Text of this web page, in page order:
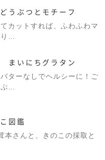
うぶつとモチーフ
カットすれば、ふわふわマ
…
まいにちグラタン
ターなしでヘルシーに！ご
…
図鑑
本さんと、きのこの採取と